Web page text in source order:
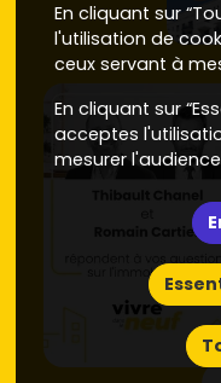
En cliquant sur
l'utilisation de
ceux servant à
En cliquant sur
acceptes
mesurer